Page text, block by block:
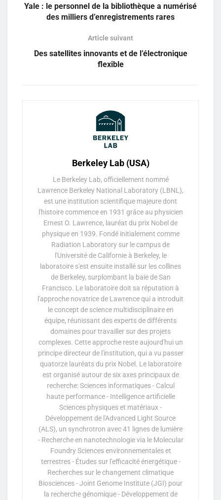
Yale : le personnel de la bibliothèque a numérisé
des milliers d’enregistrements rares
Article suivant
Des satellites innovants et de l’électronique
flexible
Berkeley Lab (USA)
Le Berkeley Lab, officiellement nommé
Lawrence Berkeley National Laboratory (LBNL),
est une institution scientifique majeure dont
l'histoire commence en 1931 grâce au physicien
Ernest O. Lawrence, lauréat du prix Nobel de
physique en 1939. Fondé initialement comme
Radiation Laboratory sur le campus de
l'Université de Californie à Berkeley, le
laboratoire s'est ensuite installé sur les collines
de Berkeley, surplombant la baie de San
Francisco. Le laboratoire doit sa réputation à
l'approche novatrice de Lawrence qui a introduit
le concept de science multidisciplinaire en
équipe, réunissant des experts de différents
domaines pour travailler sur des projets
complexes. Cette approche reste aujourd'hui un
principe directeur de l'institution, qui a vu passer
quatorze lauréats du prix Nobel. Le laboratoire
est organisé autour de six axes principaux de
recherche: Sciences informatiques - Calcul
haute performance - Intelligence artificielle
Sciences physiques et matériaux -
Développement de l'Advanced Light Source
(ALS), un synchrotron avec 41 lignes de lumière
- Recherche en nanotechnologie via le Molecular
Foundry Sciences environnementales et
terrestres - Études sur l'efficacité énergétique -
Recherches sur le changement climatique
Biosciences - Joint Genome Institute (JGI) pour
la recherche génomique - Développement de